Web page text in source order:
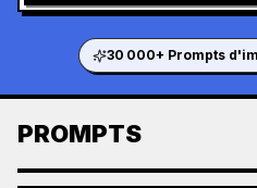
30 000+ Prompts
PROMPTS